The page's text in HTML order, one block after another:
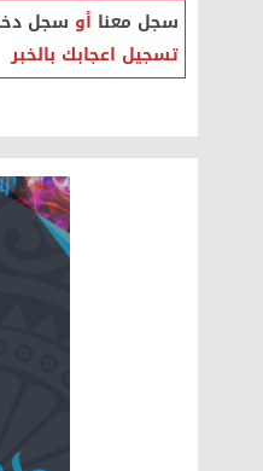
سجل معنا أو سجل
تسجيل اعجابك بالخبر